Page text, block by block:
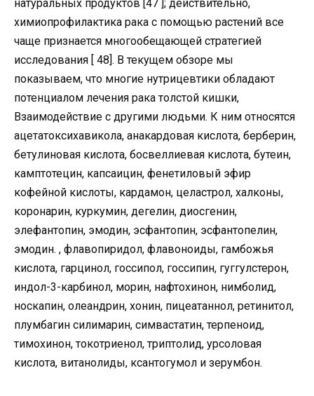
натуральных продуктов [47 ]; действительно,
химиопрофилактика рака с помощью растений все
чаще признается многообещающей стратегией
исследования [ 48]. В текущем обзоре мы
показываем, что многие нутрицевтики обладают
потенциалом лечения рака толстой кишки,
Взаимодействие с другими людьми. К ним относятся
ацетатоксихавикола, анакардовая кислота, берберин,
бетулиновая кислота, босвеллиевая кислота, бутеин,
камптотецин, капсаицин, фенетиловый эфир
кофейной кислоты, кардамон, целастрол, халконы,
коронарин, куркумин, дегелин, диосгенин,
элефантопин, эмодин, эсфантопин, эсфантопелин,
эмодин. , флавопиридол, флавоноиды, гамбожья
кислота, гарцинол, госсипол, госсипин, гуггулстерон,
индол-3-карбинол, морин, нафтохинон, нимболид,
носкапин, олеандрин, хонин, пицеатаннол, ретинитол,
плумбагин силимарин, симвастатин, терпеноид,
тимохинон, токотриенол, триптолид, урсоловая
кислота, витанолиды, ксантогумол и зерумбон.